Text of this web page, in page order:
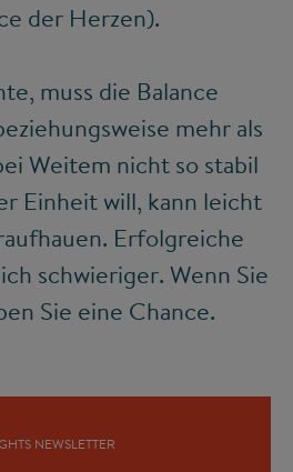
der Herzen).
muss die Balance
mehr als
Weitem nicht so stabil
Einheit will, kann leicht
Erfolgreiche
schwieriger. Wenn Sie
Sie eine Chance.
NEWSLETTER